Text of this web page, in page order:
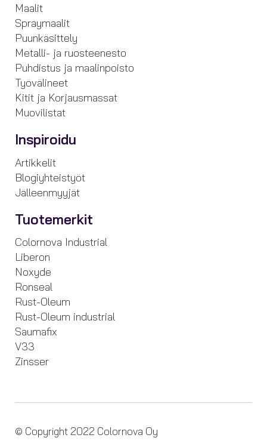
Maalit
Spraymaalit
Puunkäsittely
Metalli- ja ruosteenesto
Puhdistus ja maalinpoisto
Työvälineet
Kitit ja Korjausmassat
Muovilistat
Inspiroidu
Artikkelit
Blogiyhteistyöt
Jälleenmyyjät
Tuotemerkit
Colornova Industrial
Liberon
Noxyde
Ronseal
Rust-Oleum
Rust-Oleum industrial
Saumafix
V33
Zinsser
© Copyright 2022 Colornova Oy